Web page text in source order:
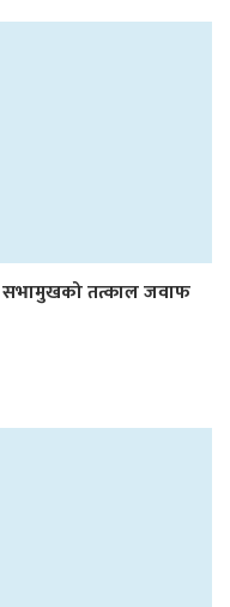
सभामुखको तत्काल जवाफ